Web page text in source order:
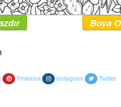
Boya
Pinterest Instagram Twitter